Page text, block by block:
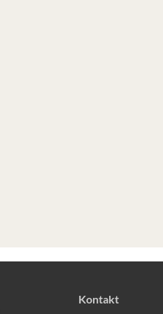
Kontakt